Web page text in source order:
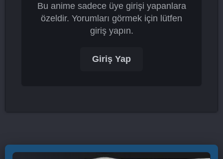
Bu anime sadece üye girişi yapanlara
özeldir. Yorumları görmek için lütfen
giriş yapın.
Giriş Yap